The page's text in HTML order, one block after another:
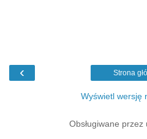
‹ Strona
Wyświetl wersję
Obsługiwane przez